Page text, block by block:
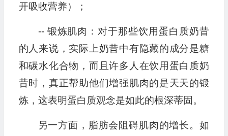
开吸收营养）；
-- 锻炼肌肉：对于那些饮用蛋白质奶昔
的人来说，实际上奶昔中有隐藏的成分是糖
和碳水化合物，而且许多人在饮用蛋白质奶
昔时，真正帮助他们增强肌肉的是天天的锻
炼，这表明蛋白质观念是如此的根深蒂固。
另一方面，脂肪会阻碍肌肉的增长。如